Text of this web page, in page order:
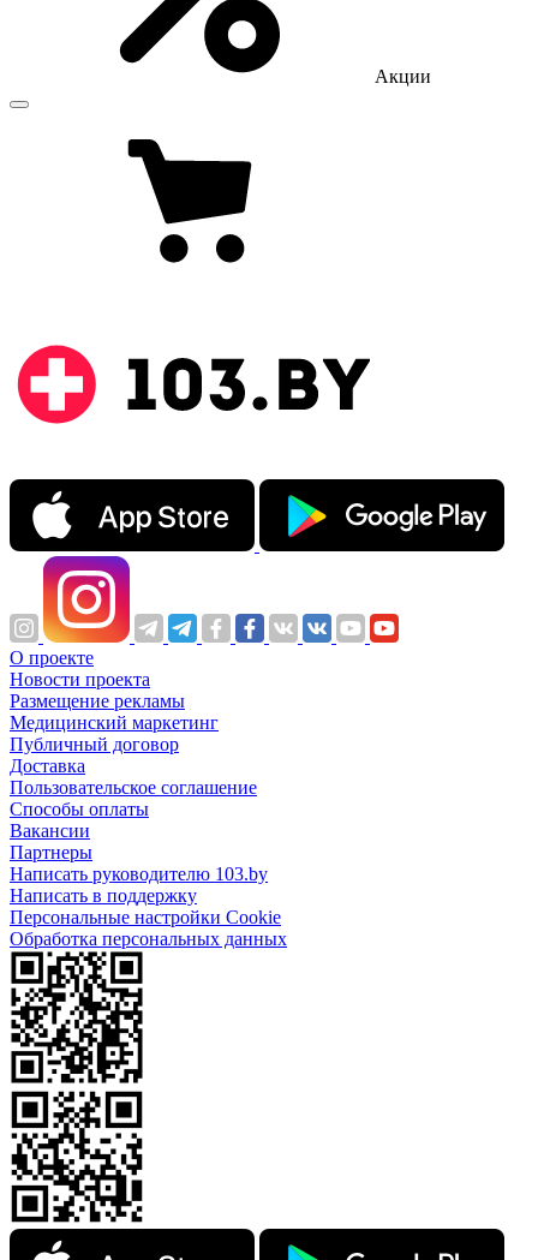
Акции
О проекте
Новости проекта
Размещение рекламы
Медицинский маркетинг
Публичный договор
Доставка
Пользовательское соглашение
Способы оплаты
Вакансии
Партнеры
Написать руководителю 103.by
Написать в поддержку
Персональные настройки Cookie
Обработка персональных данных